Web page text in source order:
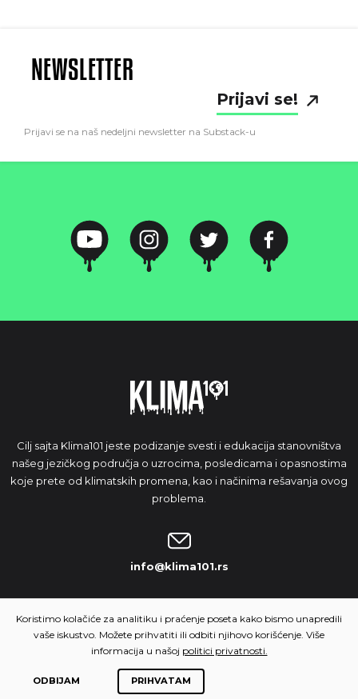
NEWSLETTER
Prijavi se!
Prijavi se na naš nedeljni newsletter na Substack-u
Cilj sajta Klima101 jeste podizanje svesti i edukacija stanovništva
našeg jezičkog područja o uzrocima, posledicama i opasnostima
koje prete od klimatskih promena, kao i načinima rešavanja ovog
problema.
info@klima101.rs
NAŠA IDEJA
Koristimo kolačiće za analitiku i praćenje poseta kako bismo unapredili
vaše iskustvo. Možete prihvatiti ili odbiti njihovo korišćenje. Više
informacija u našoj politici privatnosti.
ODBIJAM PRIHVATAM